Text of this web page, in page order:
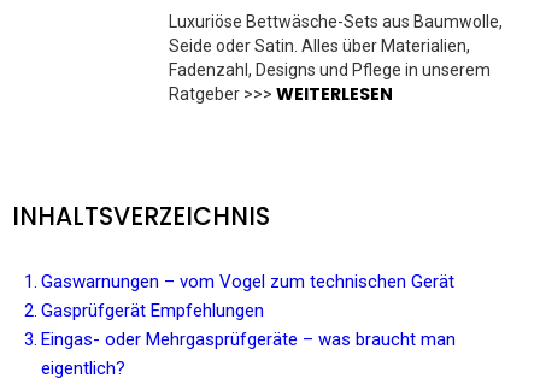
Luxuriöse Bettwäsche-Sets aus Baumwolle,
Seide oder Satin. Alles über Materialien,
Fadenzahl, Designs und Pflege in unserem
Ratgeber >>> WEITERLESEN
INHALTSVERZEICHNIS
Gaswarnungen – vom Vogel zum technischen Gerät
Gasprüfgerät Empfehlungen
Eingas- oder Mehrgasprüfgeräte – was braucht man
eigentlich?